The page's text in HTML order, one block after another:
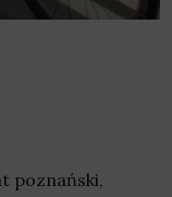
poznański,